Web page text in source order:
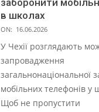
в школах
ON: 16.06.2026
У Чехії розглядають
запровадження
загальнонаціональної
мобільних телефонів у
Щоб не пропустити